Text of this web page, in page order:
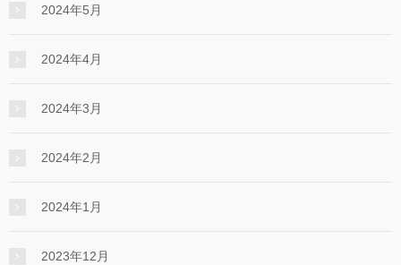
2024年5月
2024年4月
2024年3月
2024年2月
2024年1月
2023年12月